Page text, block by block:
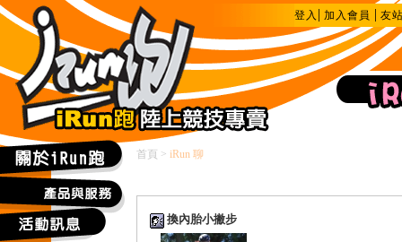
登入 | 加入會員 | 友
首頁 > iRun 聊
換內胎小撇步